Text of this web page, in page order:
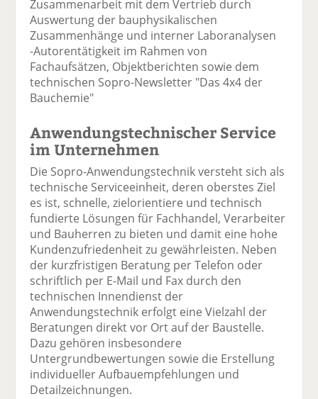
Zusammenarbeit mit dem Vertrieb durch
Auswertung der bauphysikalischen
Zusammenhänge und interner Laboranalysen
-Autorentätigkeit im Rahmen von
Fachaufsätzen, Objektberichten sowie dem
technischen Sopro-Newsletter "Das 4x4 der
Bauchemie"
Anwendungstechnischer Service
im Unternehmen
Die Sopro-Anwendungstechnik versteht sich als
technische Serviceeinheit, deren oberstes Ziel
es ist, schnelle, zielorientiere und technisch
fundierte Lösungen für Fachhandel, Verarbeiter
und Bauherren zu bieten und damit eine hohe
Kundenzufriedenheit zu gewährleisten. Neben
der kurzfristigen Beratung per Telefon oder
schriftlich per E-Mail und Fax durch den
technischen Innendienst der
Anwendungstechnik erfolgt eine Vielzahl der
Beratungen direkt vor Ort auf der Baustelle.
Dazu gehören insbesondere
Untergrundbewertungen sowie die Erstellung
individueller Aufbauempfehlungen und
Detailzeichnungen.